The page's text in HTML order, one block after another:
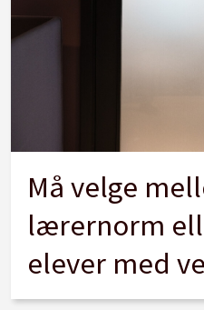
Må velge
lærernorm
elever med